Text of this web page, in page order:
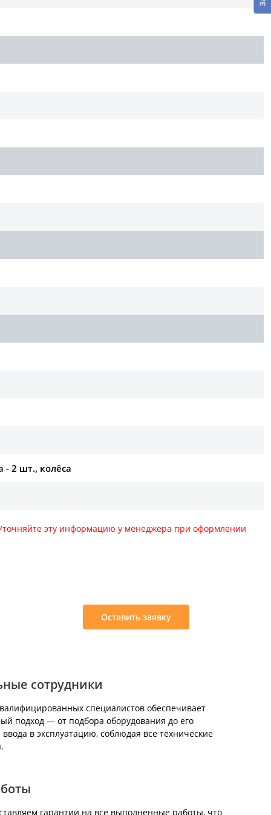
- 2 шт., колёса
эту информацию у менеджера при оформлении
Оставить заявку
сотрудники
специалистов обеспечивает
подход — от подбора оборудования до его
в эксплуатацию, соблюдая все технические
гарантии на все выполненные работы, что